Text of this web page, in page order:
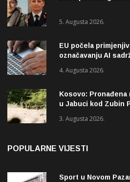
5. Augusta 2026.
EU počela
označavanju AI
4. Augusta 2026.
Kosovo: Pronađena
u Jabuci kod Zubin
3. Augusta 2026.
POPULARNE VIJESTI
Sport u Novom